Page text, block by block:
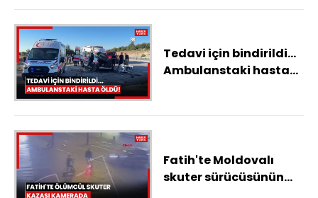
Tedavi için bindirildi...
Ambulanstaki hasta
Fatih'te Moldovalı
skuter sürücüsünün